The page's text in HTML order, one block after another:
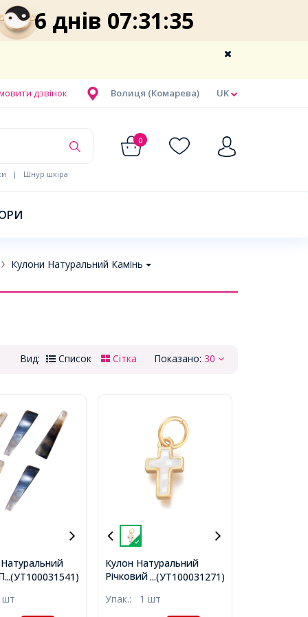
6 днів 07:31:34
UK
Волиця (Комарева)
дзвінок
0
| Шнур шкіра
Кулони Натуральний Камінь
Показано: 30
Вид: Список Сітка
...(УТ100031541)
Натуральний
шт
...(УТ100031271)
Кулон Натуральний
Річковий Перламутр,
латунь, Матове Золото,
Упак.: 1 шт